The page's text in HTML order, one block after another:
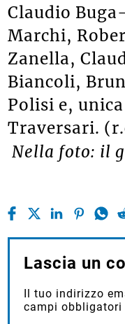
Claudio
Marchi,
Zanella,
Biancoli,
Polisi e,
Traversari.
Nella foto: il
Lascia un
Il tuo indirizzo
campi